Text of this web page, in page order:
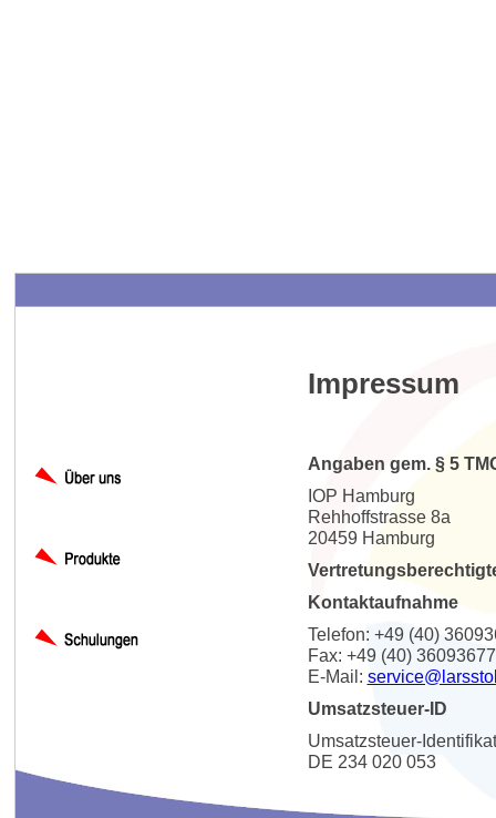
Impressum
Angaben gem. § 5
IOP Hamburg
Rehhoffstrasse 8a
20459 Hamburg
Kontaktaufnahme
Telefon: +49 (40)
Fax: +49 (40) 36093677
E-Mail:
Umsatzsteuer-ID
Umsatzsteuer-
DE 234 020 053